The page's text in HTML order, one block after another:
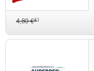
4,80 €4)